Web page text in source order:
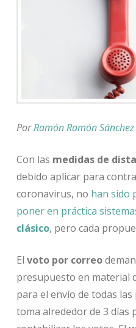
PorRamón Ramón Sánchez
Con las medidas de
debido aplicar para
coronavirus, no han sido
poner en práctica
clásico, pero cada
El voto por correo
presupuesto en material
para el envío de todas las
toma alrededor de 3 días